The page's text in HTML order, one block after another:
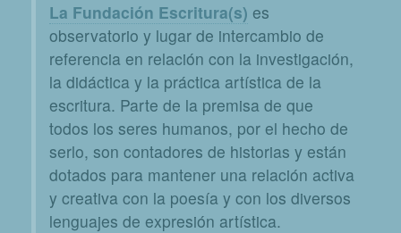
La Fundación Escritura(s) es
observatorio y lugar de intercambio de
referencia en relación con la investigación,
la didáctica y la práctica artística de la
escritura. Parte de la premisa de que
todos los seres humanos, por el hecho de
serlo, son contadores de historias y están
dotados para mantener una relación activa
y creativa con la poesía y con los diversos
lenguajes de expresión artística.